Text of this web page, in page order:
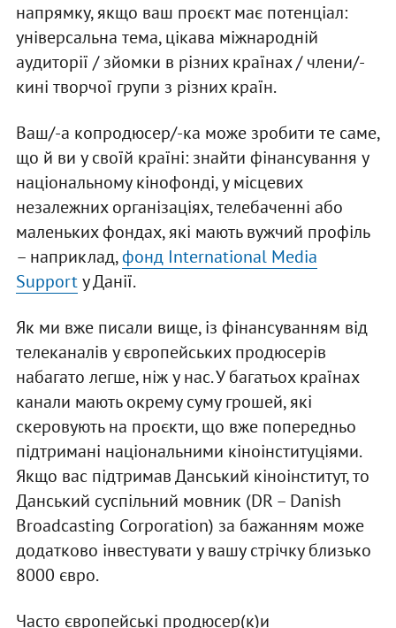
напрямку, якщо ваш проєкт має потенціал:
універсальна тема, цікава міжнародній
аудиторії / зйомки в різних країнах / члени/-
кині творчої групи з різних країн.
Ваш/-а копродюсер/-ка може зробити те саме,
що й ви у своїй країні: знайти фінансування у
нацiональному кінофонді, у місцевих
незалежних організаціях, телебаченні або
маленьких фондах, які мають вужчий профіль
– наприклад,фонд International Media
Supportу Данії.
Як ми вже писали вище, із фінансуванням від
телеканалів у європейських продюсерів
набагато легше, ніж у нас. У багатьох країнах
канали мають окрему суму грошей, які
скеровують на проєкти, що вже попередньо
підтримані національними кіноінституціями.
Якщо вас підтримав Данський кіноінститут, то
Данський суспільний мовник (DR – Danish
Broadcasting Corporation) за бажанням може
додатково інвестувати у вашу стрічку близько
8000 євро.
Часто європейські продюсер(к)и